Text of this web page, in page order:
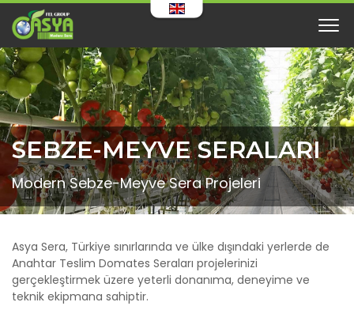
SEBZE-MEYVE SERALARI
Modern Sebze-Meyve Sera Projeleri
Asya Sera, Türkiye sınırlarında ve ülke dışındaki yerlerde de
Anahtar Teslim Domates Seraları projelerinizi
gerçekleştirmek üzere yeterli donanıma, deneyime ve
teknik ekipmana sahiptir.